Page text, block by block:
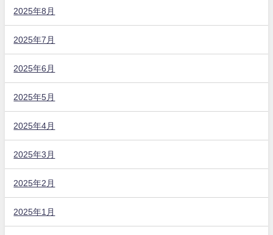
2025年8月
2025年7月
2025年6月
2025年5月
2025年4月
2025年3月
2025年2月
2025年1月